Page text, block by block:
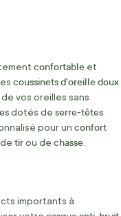
confortable et
coussinetsd'oreilledoux
vos oreilles sans
dotés de serre-têtes
pour un confort
tirou de chasse
importants à